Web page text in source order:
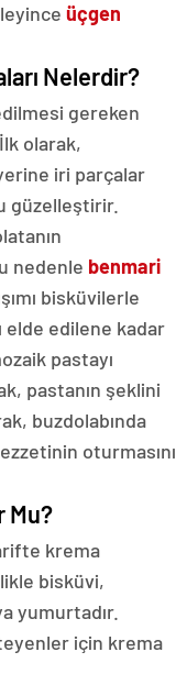
üçgen
Nelerdir?
gereken
olarak,
iri parçalar
güzelleştirir.
nedenle benmari
bisküvilerle
elde edilene kadar
pastayı
pastanın şeklini
buzdolabında
oturmasını
Mu?
krema
bisküvi,
yumurtadır.
için krema